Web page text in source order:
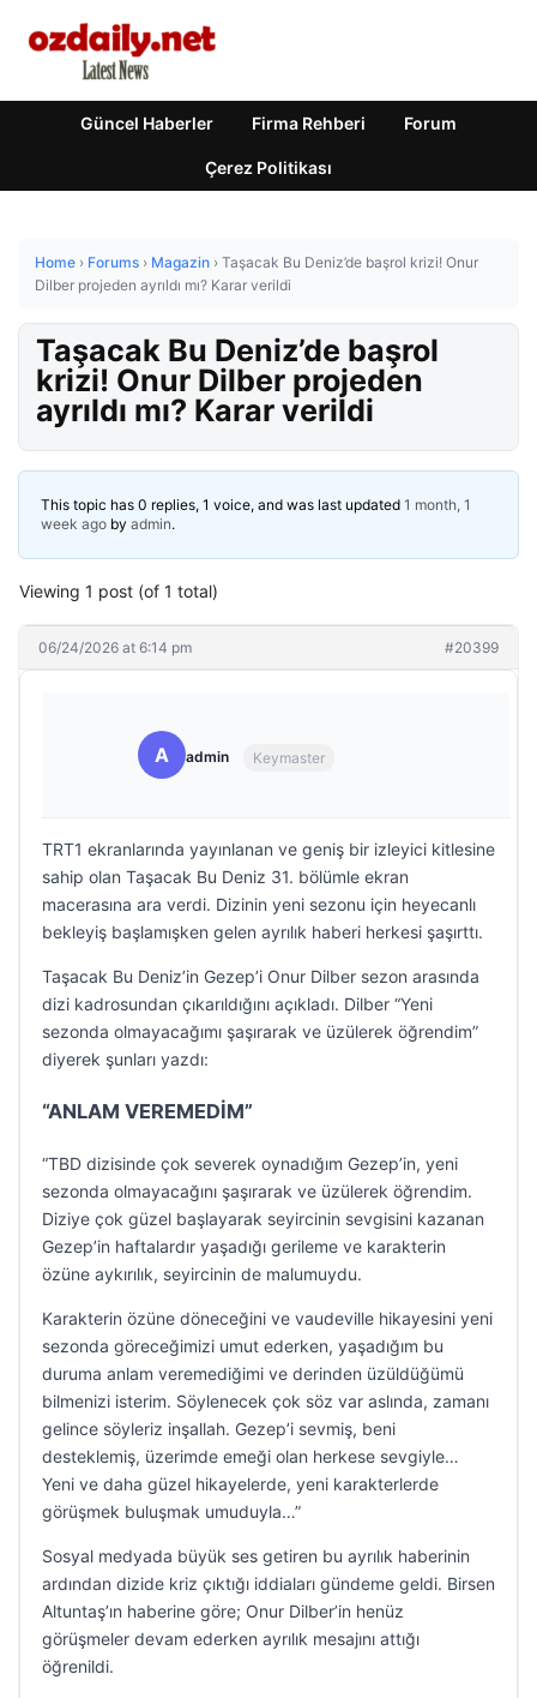
Güncel Haberler Firma Rehberi Forum
Çerez Politikası
Home › Forums › Magazin › Taşacak Bu Deniz’de başrol krizi! Onur
Dilber projeden ayrıldı mı? Karar verildi
Taşacak Bu Deniz’de başrol
krizi! Onur Dilber projeden
ayrıldı mı? Karar verildi
This topic has 0 replies, 1 voice, and was last updated 1 month, 1
week ago by admin.
Viewing 1 post (of 1 total)
06/24/2026 at 6:14 pm #20399
A admin Keymaster
TRT1 ekranlarında yayınlanan ve geniş bir izleyici kitlesine
sahip olan Taşacak Bu Deniz 31. bölümle ekran
macerasına ara verdi. Dizinin yeni sezonu için heyecanlı
bekleyiş başlamışken gelen ayrılık haberi herkesi şaşırttı.
Taşacak Bu Deniz’in Gezep’i Onur Dilber sezon arasında
dizi kadrosundan çıkarıldığını açıkladı. Dilber “Yeni
sezonda olmayacağımı şaşırarak ve üzülerek öğrendim”
diyerek şunları yazdı:
“ANLAM VEREMEDİM”
“TBD dizisinde çok severek oynadığım Gezep’in, yeni
sezonda olmayacağını şaşırarak ve üzülerek öğrendim.
Diziye çok güzel başlayarak seyircinin sevgisini kazanan
Gezep’in haftalardır yaşadığı gerileme ve karakterin
özüne aykırılık, seyircinin de malumuydu.
Karakterin özüne döneceğini ve vaudeville hikayesini yeni
sezonda göreceğimizi umut ederken, yaşadığım bu
duruma anlam veremediğimi ve derinden üzüldüğümü
bilmenizi isterim. Söylenecek çok söz var aslında, zamanı
gelince söyleriz inşallah. Gezep’i sevmiş, beni
desteklemiş, üzerimde emeği olan herkese sevgiyle…
Yeni ve daha güzel hikayelerde, yeni karakterlerde
görüşmek buluşmak umuduyla…”
Sosyal medyada büyük ses getiren bu ayrılık haberinin
ardından dizide kriz çıktığı iddiaları gündeme geldi. Birsen
Altuntaş’ın haberine göre; Onur Dilber’in henüz
görüşmeler devam ederken ayrılık mesajını attığı
öğrenildi.